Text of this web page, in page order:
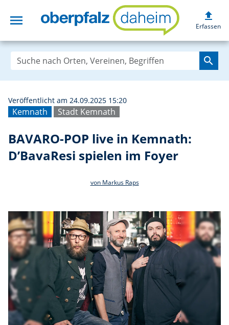
menu BAVARO-POP
upload
Erfassen
search
Kemnath Stadt Kemnath
Veröffentlicht am 24.09.2025 15:20
BAVARO-POP live in Kemnath:
D’BavaResi spielen im Foyer
von Markus Raps